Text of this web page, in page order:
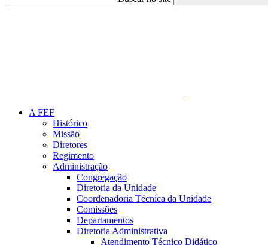
A FEF
Histórico
Missão
Diretores
Regimento
Administração
Congregação
Diretoria da Unidade
Coordenadoria Técnica da Unidade
Comissões
Departamentos
Diretoria Administrativa
Atendimento Técnico Didático